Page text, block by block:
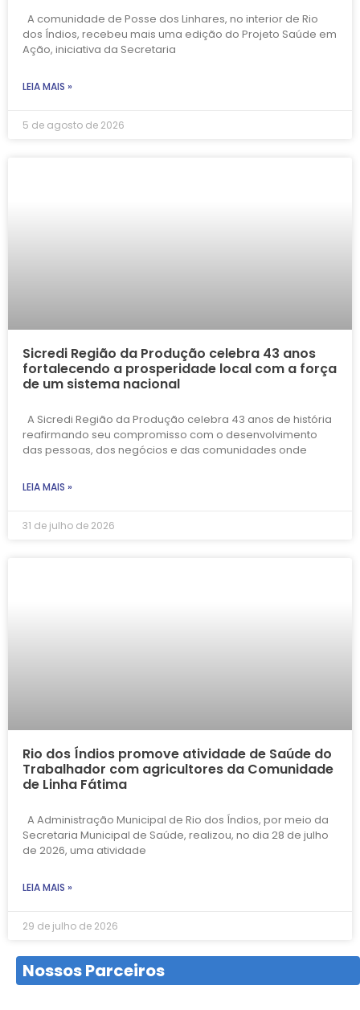
A comunidade de Posse dos Linhares, no interior de Rio
dos Índios, recebeu mais uma edição do Projeto Saúde em
Ação, iniciativa da Secretaria
LEIA MAIS »
5 de agosto de 2026
Sicredi Região da Produção celebra 43 anos
fortalecendo a prosperidade local com a força
de um sistema nacional
A Sicredi Região da Produção celebra 43 anos de história
reafirmando seu compromisso com o desenvolvimento
das pessoas, dos negócios e das comunidades onde
LEIA MAIS »
31 de julho de 2026
Rio dos Índios promove atividade de Saúde do
Trabalhador com agricultores da Comunidade
de Linha Fátima
A Administração Municipal de Rio dos Índios, por meio da
Secretaria Municipal de Saúde, realizou, no dia 28 de julho
de 2026, uma atividade
LEIA MAIS »
29 de julho de 2026
Nossos Parceiros